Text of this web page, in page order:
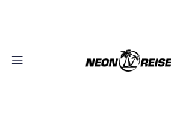
× +49(0)40–70 29 30 20